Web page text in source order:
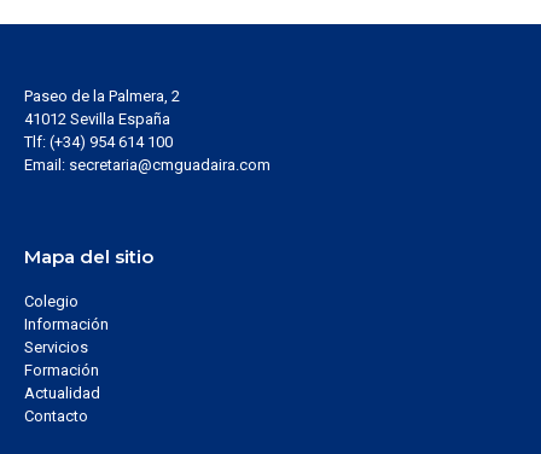
Paseo de la Palmera, 2
41012 Sevilla España
Tlf: (+34) 954 614 100
Email: secretaria@cmguadaira.com
Mapa del sitio
Colegio
Información
Servicios
Formación
Actualidad
Contacto